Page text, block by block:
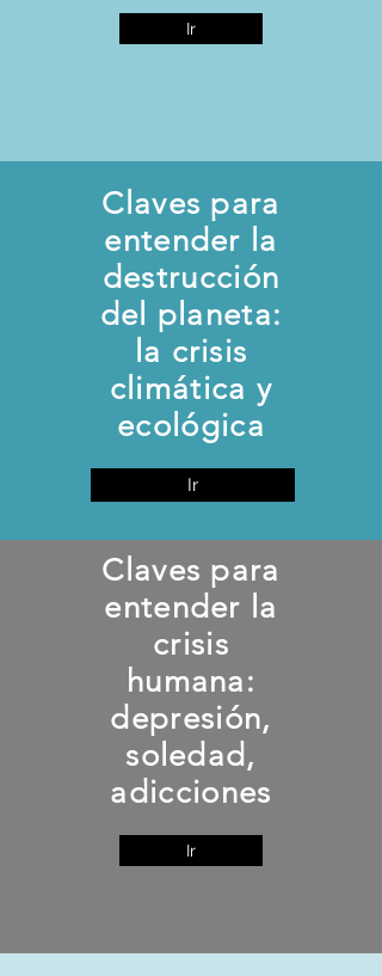
Ir
Claves para
entender la
destrucción
del planeta:
la crisis
climática y
ecológica
Ir
Claves para
entender la
crisis
humana:
depresión,
soledad,
adicciones
Ir